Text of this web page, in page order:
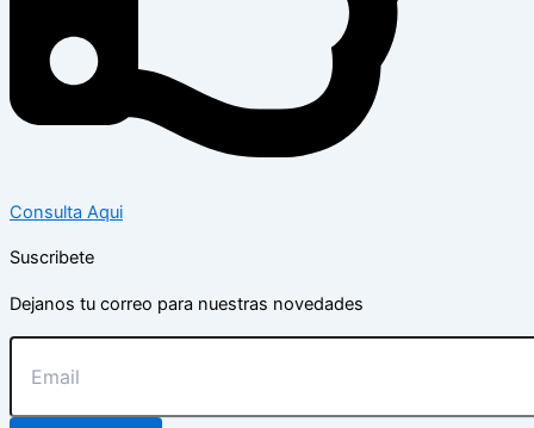
Consulta Aqui
Suscribete
Dejanos tu correo para nuestras novedades